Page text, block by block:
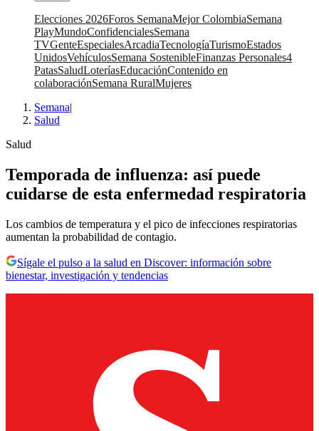
Elecciones 2026Foros SemanaMejor ColombiaSemana
PlayMundoConfidencialesSemana
TVGenteEspecialesArcadiaTecnologíaTurismoEstados
UnidosVehículosSemana SostenibleFinanzas Personales4
PatasSaludLoteríasEducaciónContenido en
colaboraciónSemana RuralMujeres
Semana|
Salud
Salud
Temporada de influenza: así puede
cuidarse de esta enfermedad respiratoria
Los cambios de temperatura y el pico de infecciones respiratorias
aumentan la probabilidad de contagio.
Sígale el pulso a la salud en Discover: información sobre
bienestar, investigación y tendencias